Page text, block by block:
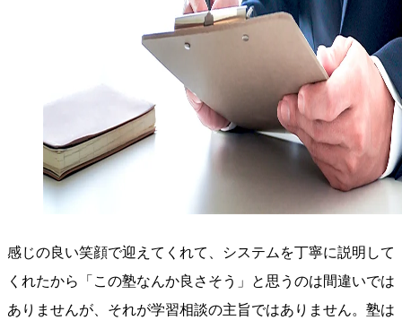
感じの良い笑顔で迎えてくれて、システムを丁寧に説明して
くれたから「この塾なんか良さそう」と思うのは間違いでは
ありませんが、それが学習相談の主旨ではありません。塾は